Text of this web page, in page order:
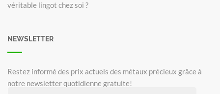
véritable lingot chez soi ?
NEWSLETTER
Restez informé des prix actuels des métaux précieux grâce à
notre newsletter quotidienne gratuite!